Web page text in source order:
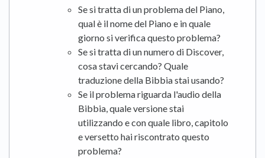
Se si tratta di un problema del Piano,
qual è il nome del Piano e in quale
giorno si verifica questo problema?
Se si tratta di un numero di Discover,
cosa stavi cercando? Quale
traduzione della Bibbia stai usando?
Se il problema riguarda l'audio della
Bibbia, quale versione stai
utilizzando e con quale libro, capitolo
e versetto hai riscontrato questo
problema?